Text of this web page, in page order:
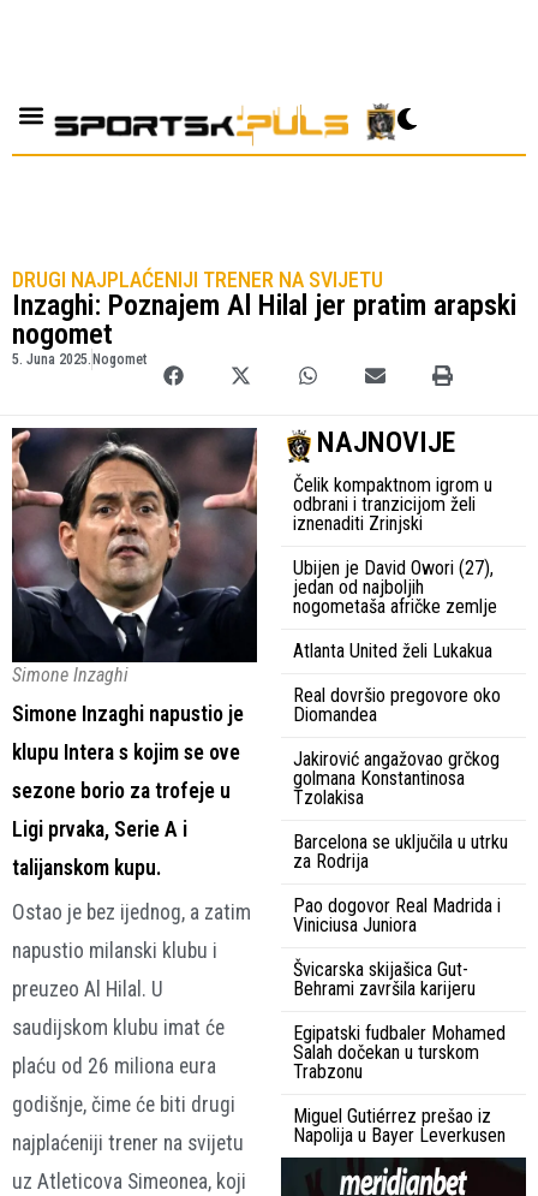
DRUGI NAJPLAĆENIJI TRENER NA SVIJETU
Inzaghi: Poznajem Al Hilal jer pratim arapski
nogomet
5. Juna 2025. Nogomet
Simone Inzaghi
Simone Inzaghi napustio je
klupu Intera s kojim se ove
sezone borio za trofeje u
Ligi prvaka, Serie A i
talijanskom kupu.
Ostao je bez ijednog, a zatim
napustio milanski klubu i
preuzeo Al Hilal. U
saudijskom klubu imat će
plaću od 26 miliona eura
godišnje, čime će biti drugi
najplaćeniji trener na svijetu
uz Atleticova Simeonea, koji
NAJNOVIJE
Čelik kompaktnom igrom u
odbrani i tranzicijom želi
iznenaditi Zrinjski
Ubijen je David Owori (27),
jedan od najboljih
nogometaša afričke zemlje
Atlanta United želi Lukakua
Real dovršio pregovore oko
Diomandea
Jakirović angažovao grčkog
golmana Konstantinosa
Tzolakisa
Barcelona se uključila u utrku
za Rodrija
Pao dogovor Real Madrida i
Viniciusa Juniora
Švicarska skijašica Gut-
Behrami završila karijeru
Egipatski fudbaler Mohamed
Salah dočekan u turskom
Trabzonu
Miguel Gutiérrez prešao iz
Napolija u Bayer Leverkusen